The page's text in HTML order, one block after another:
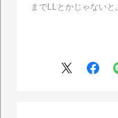
までLLとかじゃない
最初はファスナー壊
ふくらはぎで悩んで